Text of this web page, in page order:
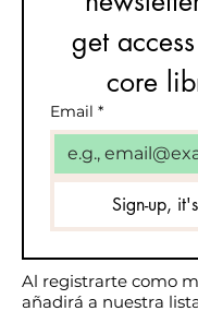
get
core
Email *
Sign-up,
Al registrarte como
añadirá a nuestra